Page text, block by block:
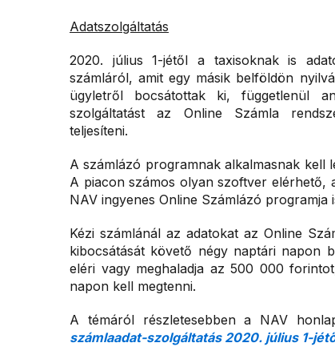
Adatszolgáltatás
2020. július 1-jétől a taxisoknak is
számláról, amit egy másik belföldön
ügyletről bocsátottak ki, függetlenül
szolgáltatást az Online Számla
teljesíteni.
A számlázó programnak alkalmasnak kell
A piacon számos olyan szoftver elérhető,
NAV ingyenes Online Számlázó
Kézi számlánál az adatokat az Online
kibocsátását követő négy naptári napon
eléri vagy meghaladja az 500 000
napon kell megtenni.
A témáról részletesebben a NAV
számlaadat-szolgáltatás 2020. július 1-